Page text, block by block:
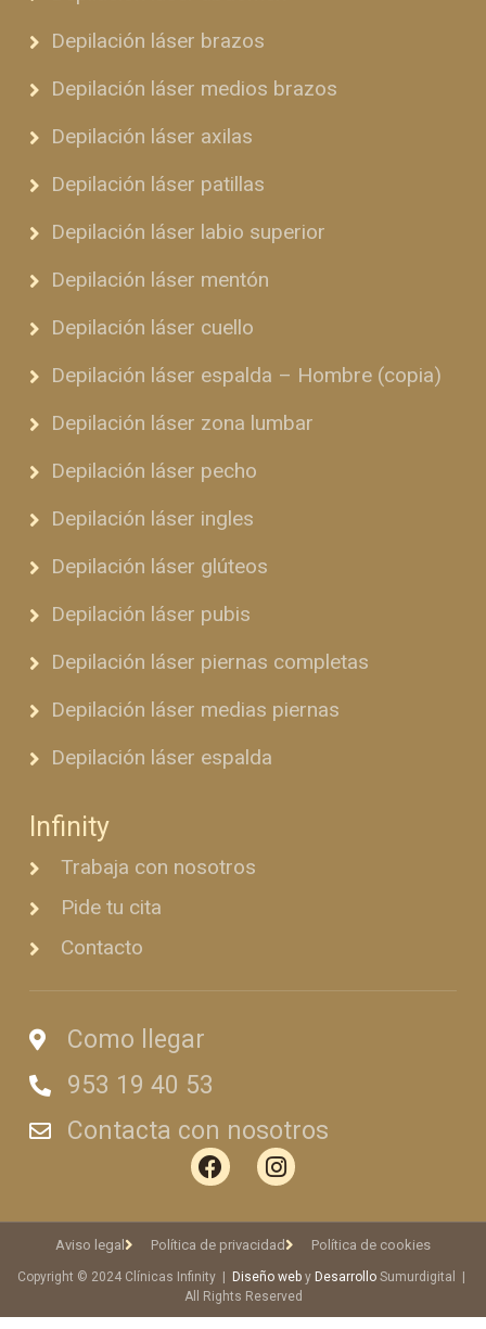
Como llegar
953 19 40 53
Contacta con nosotros
Depilación láser brazos
Depilación láser medios brazos
Depilación láser axilas
Depilación láser patillas
Depilación láser labio superior
Depilación láser mentón
Depilación láser cuello
Depilación láser espalda – Hombre (copia)
Depilación láser zona lumbar
Depilación láser pecho
Depilación láser ingles
Depilación láser glúteos
Depilación láser pubis
Depilación láser piernas completas
Depilación láser medias piernas
Depilación láser espalda
Infinity
Trabaja con nosotros
Pide tu cita
Contacto
Copyright © 2024 Clínicas Infinity | Diseño web y Desarrollo Sumurdigital |
All Rights Reserved
Aviso legal Política de privacidad Política de cookies